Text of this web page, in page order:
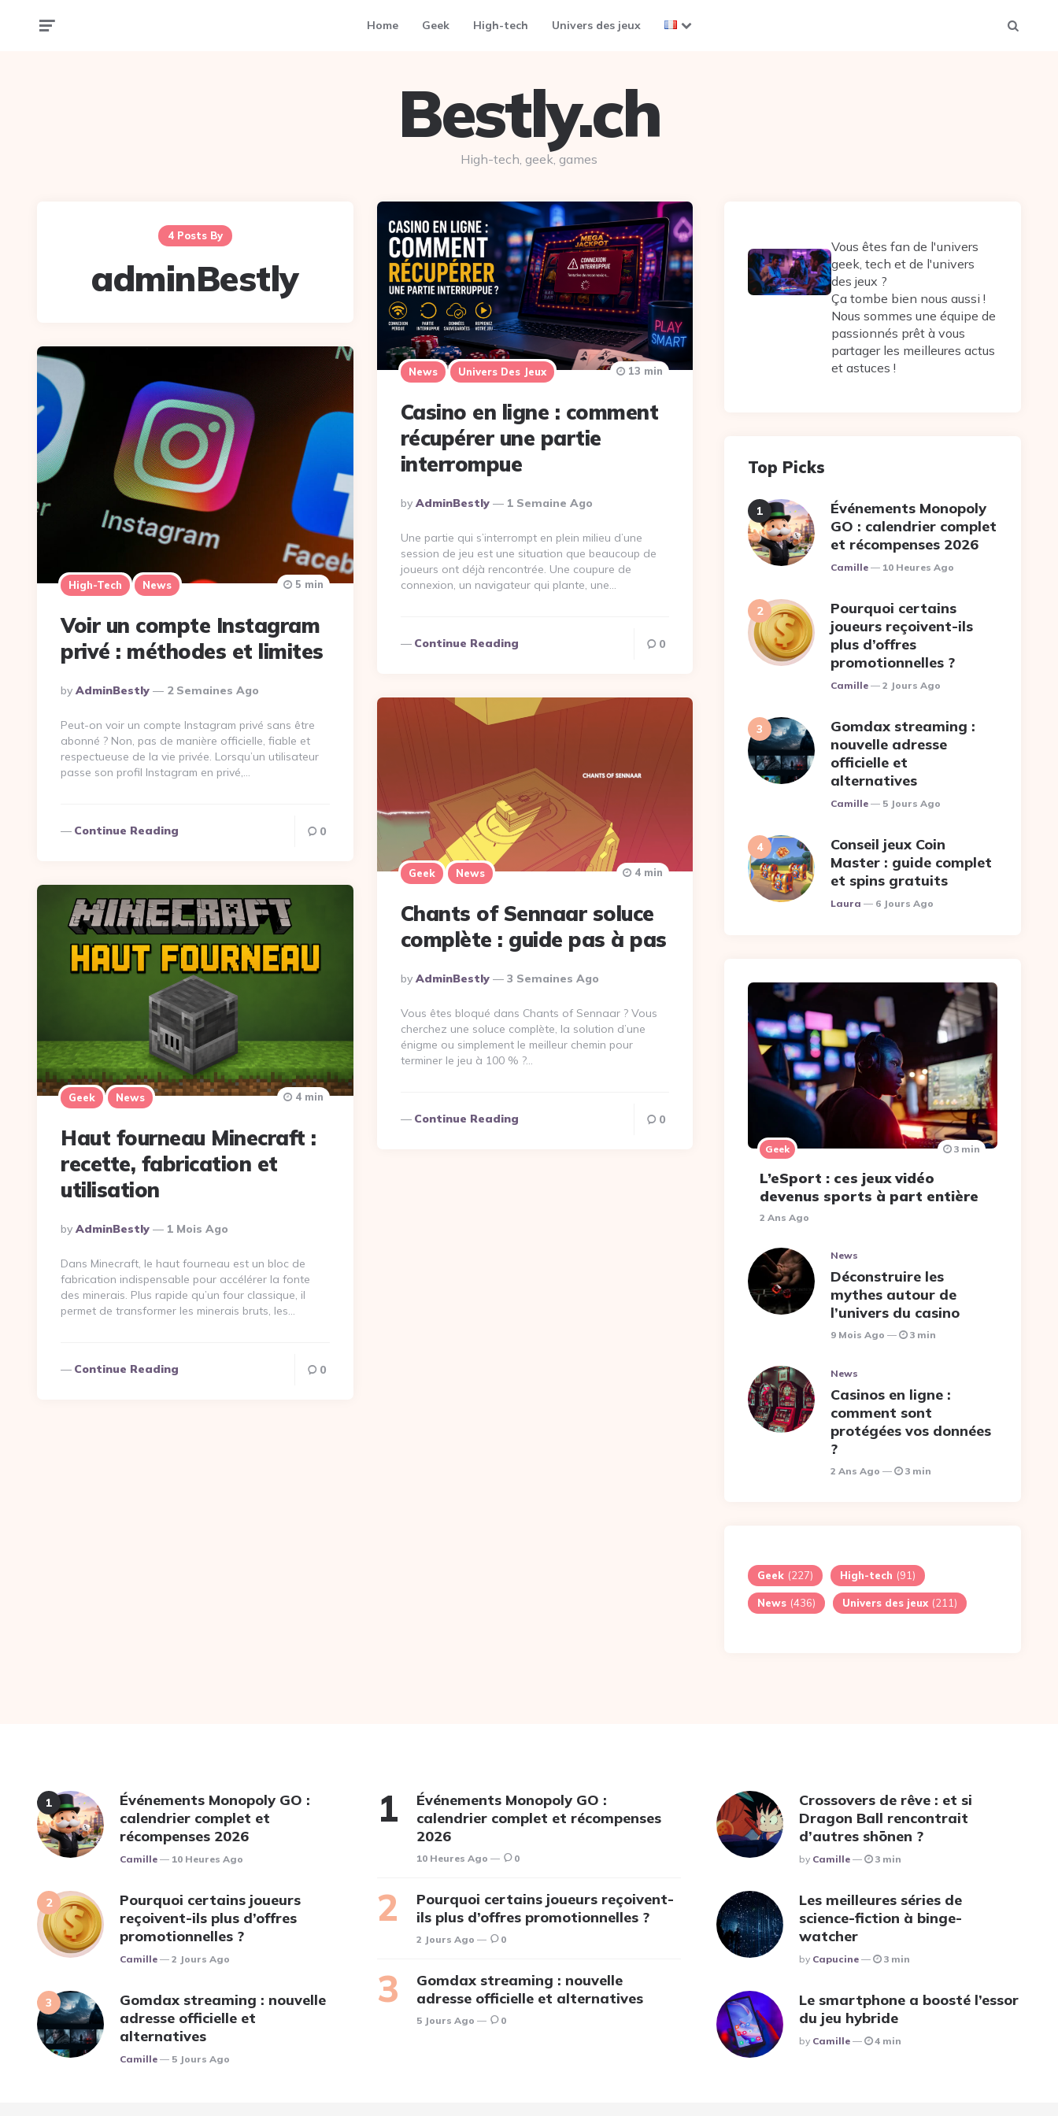
Home Geek High-tech Univers des jeux
Bestly.ch
High-tech, geek, games
4 Posts By
adminBestly
News Univers Des Jeux
Casino en ligne : comment
récupérer une partie
interrompue
Posted
By
By AdminBestly 1 Semaine Ago
13 min
Une partie qui s’interrompt en plein milieu d’une
session de jeu est une situation que beaucoup de
joueurs ont déjà rencontrée. Une coupure de
connexion, un navigateur qui plante, une…
Continue Reading 0
High-Tech News
Voir un compte Instagram
privé : méthodes et limites
Posted
By
By AdminBestly 2 Semaines Ago
5 min
Peut-on voir un compte Instagram privé sans être
abonné ? Non, pas de manière officielle, fiable et
respectueuse de la vie privée. Lorsqu’un utilisateur
passe son profil Instagram en privé,…
Continue Reading 0
Geek News
Chants of Sennaar soluce
complète : guide pas à pas
Posted
By
By AdminBestly 3 Semaines Ago
4 min
Vous êtes bloqué dans Chants of Sennaar ? Vous
cherchez une soluce complète, la solution d’une
énigme ou simplement le meilleur chemin pour
terminer le jeu à 100 % ?…
Continue Reading 0
Geek News
Haut fourneau Minecraft :
recette, fabrication et
utilisation
Posted
By
By AdminBestly 1 Mois Ago
4 min
Dans Minecraft, le haut fourneau est un bloc de
fabrication indispensable pour accélérer la fonte
des minerais. Plus rapide qu’un four classique, il
permet de transformer les minerais bruts, les…
Continue Reading 0
Vous êtes fan de l'univers
geek, tech et de l'univers
des jeux ?
Ça tombe bien nous aussi !
Nous sommes une équipe de
passionnés prêt à vous
partager les meilleures actus
et astuces !
Top Picks
Événements Monopoly
GO : calendrier complet
et récompenses 2026
Posted
Camille 10 Heures Ago
Pourquoi certains
joueurs reçoivent-ils
plus d’offres
promotionnelles ?
Posted
Camille 2 Jours Ago
Gomdax streaming :
nouvelle adresse
officielle et
alternatives
Posted
Camille 5 Jours Ago
Conseil jeux Coin
Master : guide complet
et spins gratuits
Posted
Laura 6 Jours Ago
Geek
L’eSport : ces jeux vidéo
devenus sports à part entière
2 Ans Ago
3 min
News
Déconstruire les
mythes autour de
l’univers du casino
9 Mois Ago 3 min
News
Casinos en ligne :
comment sont
protégées vos données
?
2 Ans Ago 3 min
Geek (227) High-tech (91)
News (436) Univers des jeux (211)
Événements Monopoly GO :
calendrier complet et
récompenses 2026
Posted
Camille 10 Heures Ago
Pourquoi certains joueurs
reçoivent-ils plus d’offres
promotionnelles ?
Posted
Camille 2 Jours Ago
Gomdax streaming : nouvelle
adresse officielle et
alternatives
Posted
Camille 5 Jours Ago
Événements Monopoly GO :
calendrier complet et récompenses
2026
10 Heures Ago 0
Pourquoi certains joueurs reçoivent-
ils plus d’offres promotionnelles ?
2 Jours Ago 0
Gomdax streaming : nouvelle
adresse officielle et alternatives
5 Jours Ago 0
Crossovers de rêve : et si
Dragon Ball rencontrait
d’autres shōnen ?
Posted
By Camille 3 min
Les meilleures séries de
science-fiction à binge-
watcher
Posted
By Capucine 3 min
Le smartphone a boosté l’essor
du jeu hybride
Posted
By Camille 4 min